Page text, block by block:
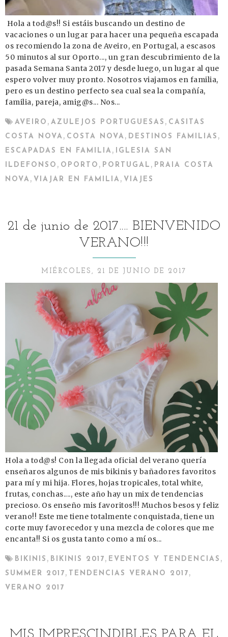
Hola a tod@s!! Si estáis buscando un destino de
vacaciones o un lugar para hacer una pequeña escapada
os recomiendo la zona de Aveiro, en Portugal, a escasos
50 minutos al sur Oporto..., un gran descubrimiento de la
pasada Semana Santa 2017 y desde luego, un lugar al que
espero volver muy pronto. Nosotros viajamos en familia,
pero es un destino perfecto sea cual sea la compañía,
familia, pareja, amig@s... Nos...
AVEIRO , AZULEJOS PORTUGUESAS , CASITAS
COSTA NOVA , COSTA NOVA , DESTINOS FAMILIAS ,
ESCAPADAS EN FAMILIA , IGLESIA SAN
ILDEFONSO , OPORTO , PORTUGAL , PRAIA COSTA
NOVA , VIAJAR EN FAMILIA , VIAJES
21 de junio de 2017.... BIENVENIDO
VERANO!!!
MIÉRCOLES, 21 DE JUNIO DE 2017
Hola a tod@s! Con la llegada oficial del verano quería
enseñaros algunos de mis bikinis y bañadores favoritos
para mí y mi hija. Flores, hojas tropicales, total white,
frutas, conchas...., este año hay un mix de tendencias
precioso. Os enseño mis favoritos!!! Muchos besos y feliz
verano!! Este me tiene totalmente conquistada, tiene un
corte muy favorecedor y una mezcla de colores que me
encanta!! Si os gusta tanto como a mí os...
BIKINIS , BIKINIS 2017 , EVENTOS Y TENDENCIAS ,
SUMMER 2017 , TENDENCIAS VERANO 2017 ,
VERANO 2017